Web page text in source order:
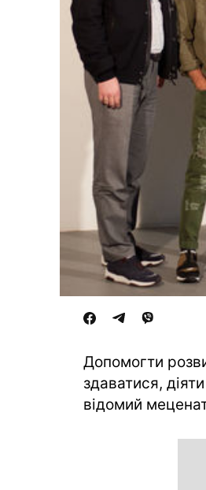
Допомогти
здаватися,
відомий